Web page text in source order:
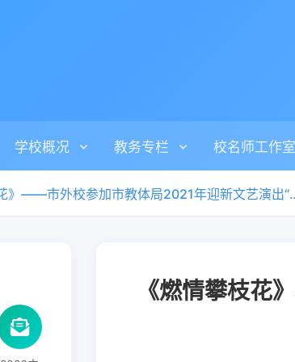
学校概况 教务专栏 校名师工作室
《燃情攀枝花》——市外校
《燃情攀枝花